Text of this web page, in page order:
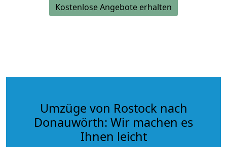
Kostenlose Angebote erhalten
Umzüge von Rostock nach
Donauwörth: Wir machen es
Ihnen leicht